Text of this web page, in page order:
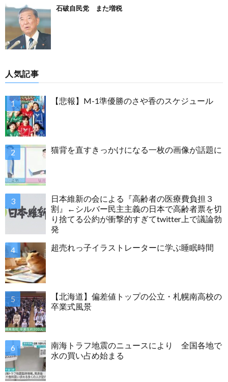
石破自民党 また増税
人気記事
【悲報】M-1準優勝のさや香のスケジュール
猫背を直すきっかけになる一枚の画像が話題に
日本維新の会による『高齢者の医療費負担３
割』←シルバー民主主義の日本で高齢者票を切
り捨てる公約が衝撃的すぎてtwitter上で議論勃
発
超売れっ子イラストレーターに学ぶ睡眠時間
【北海道】偏差値トップの公立・札幌南高校の
卒業式風景
南海トラフ地震のニュースにより 全国各地で
水の買い占め始まる